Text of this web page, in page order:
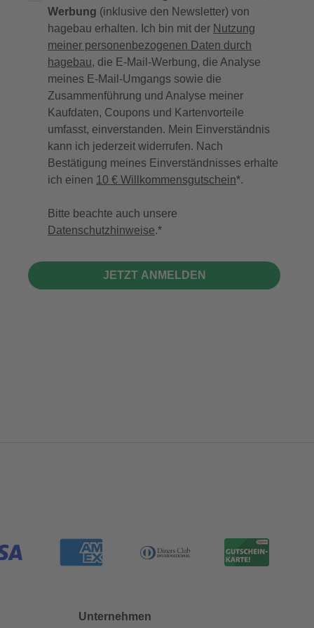
Werbung (inklusive den Newsletter) von
hagebau erhalten. Ich bin mit der Nutzung
meiner personenbezogenen Daten durch
hagebau, die E-Mail-Werbung, die Analyse
meines E-Mail-Umgangs sowie die
Zusammenführung und Analyse meiner
Kaufdaten, Coupons und Kartenvorteile
umfasst, einverstanden. Mein Einverständnis
kann ich jederzeit widerrufen. Nach
Bestätigung meines Einverständnisses erhalte
ich einen 10 € Willkommensgutschein*.
Bitte beachte auch unsere
Datenschutzhinweise.
JETZT ANMELDEN
Unternehmen